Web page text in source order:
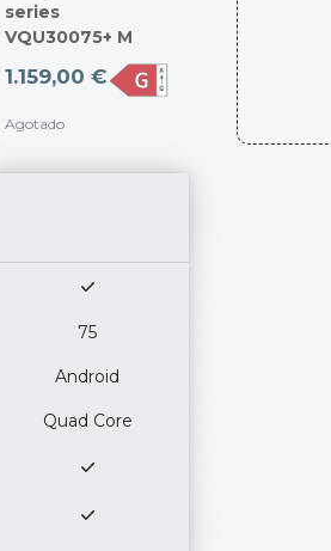
series
VQU30075+ M
1.159,00 €
Agotado
75
Android
Quad Core